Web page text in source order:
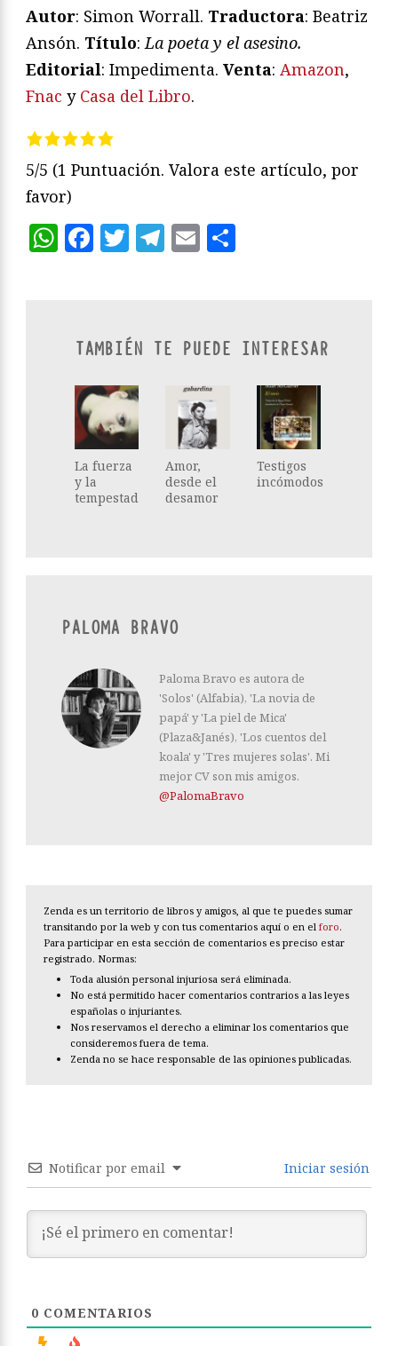
Autor: Simon Worrall. Traductora: Beatriz
Ansón. Título:La poeta y el asesino.
Editorial: Impedimenta. Venta: Amazon,
Fnac y Casa del Libro.
5/5 (1 Puntuación. Valora este artículo, por
favor)
WhatsApp
Facebook
Twitter
Telegram
Email
TAMBIÉN TE PUEDE INTERESAR
La fuerza
y la
tempestad
Amor,
desde el
desamor
Testigos
incómodos
PALOMA BRAVO
Paloma Bravo es autora de
'Solos' (Alfabia), 'La novia de
papá' y 'La piel de Mica'
(Plaza&Janés), 'Los cuentos del
koala' y 'Tres mujeres solas'. Mi
mejor CV son mis amigos.
@PalomaBravo
Zenda es un territorio de libros y amigos, al que te puedes sumar
transitando por la web y con tus comentarios aquí o en el foro.
Para participar en esta sección de comentarios es preciso estar
registrado. Normas:
Toda alusión personal injuriosa será eliminada.
No está permitido hacer comentarios contrarios a las leyes
españolas o injuriantes.
Nos reservamos el derecho a eliminar los comentarios que
consideremos fuera de tema.
Zenda no se hace responsable de las opiniones publicadas.
Notificar por email Iniciar sesión
0 COMENTARIOS